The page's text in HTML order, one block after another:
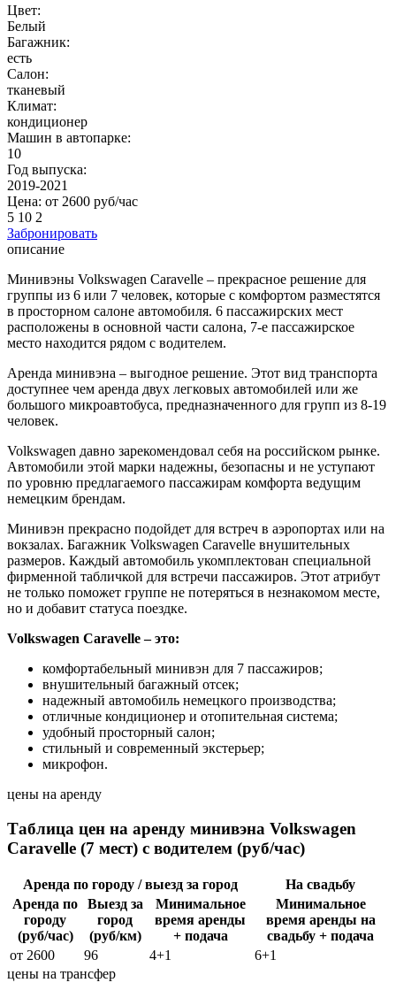
Цвет:
Белый
Багажник:
есть
Салон:
тканевый
Климат:
кондиционер
Машин в автопарке:
10
Год выпуска:
2019-2021
Цена: от 2600 руб/час
5 10 2
Забронировать
описание
Минивэны Volkswagen Caravelle – прекрасное решение для
группы из 6 или 7 человек, которые с комфортом разместятся
в просторном салоне автомобиля. 6 пассажирских мест
расположены в основной части салона, 7-е пассажирское
место находится рядом с водителем.
Аренда минивэна – выгодное решение. Этот вид транспорта
доступнее чем аренда двух легковых автомобилей или же
большого микроавтобуса, предназначенного для групп из 8-19
человек.
Volkswagen давно зарекомендовал себя на российском рынке.
Автомобили этой марки надежны, безопасны и не уступают
по уровню предлагаемого пассажирам комфорта ведущим
немецким брендам.
Минивэн прекрасно подойдет для встреч в аэропортах или на
вокзалах. Багажник Volkswagen Caravelle внушительных
размеров. Каждый автомобиль укомплектован специальной
фирменной табличкой для встречи пассажиров. Этот атрибут
не только поможет группе не потеряться в незнакомом месте,
но и добавит статуса поездке.
Volkswagen Caravelle – это:
комфортабельный минивэн для 7 пассажиров;
внушительный багажный отсек;
надежный автомобиль немецкого производства;
отличные кондиционер и отопительная система;
удобный просторный салон;
стильный и современный экстерьер;
микрофон.
цены на аренду
Таблица цен на аренду минивэна Volkswagen
Caravelle (7 мест) с водителем (руб/час)
Аренда по городу / выезд за город
На свадьбу
Аренда по
городу
(руб/час)
Выезд за
город
(руб/км)
Минимальное
время аренды
+ подача
Минимальное
время аренды на
свадьбу + подача
от 2600
96 4+1
6+1
цены на трансфер